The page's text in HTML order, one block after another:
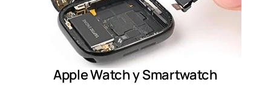
Apple Watch y Smartwatch